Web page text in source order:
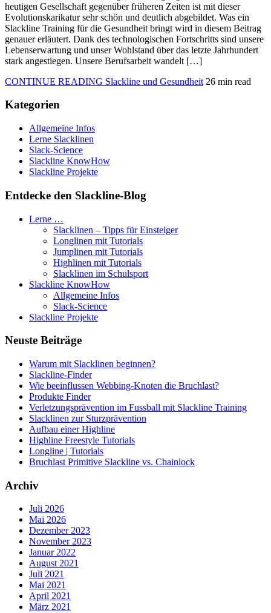
heutigen Gesellschaft gegenüber früheren Zeiten ist mit dieser
Evolutionskarikatur sehr schön und deutlich abgebildet. Was ein
Slackline Training für die Gesundheit bringt wird in diesem Beitrag
genauer erläutert. Dank des technologischen Fortschritts sind unsere
Lebenserwartung und unser Wohlstand über das letzte Jahrhundert
stark angestiegen. Unsere Berufsarbeit wandelt […]
CONTINUE READING Slackline und Gesundheit 26 min read
Kategorien
Allgemeine Infos
Lerne Slacklinen
Slack-Science
Slackline KnowHow
Slackline Projekte
Entdecke den Slackline-Blog
Lerne …
Slacklinen – Tipps für Einsteiger
Longlinen mit Tutorials
Jumplinen mit Tutorials
Highlinen mit Tutorials
Slacklinen im Schulsport
Slackline KnowHow
Allgemeine Infos
Slack-Science
Slackline Projekte
Neuste Beiträge
Warum mit Slacklinen beginnen?
Slackline-Finder
Wie beeinflussen Webbing-Knoten die Bruchlast?
Produkte Finder
Verletzungsprävention im Fussball mit Slackline Training
Slacklinen zur Sturzprävention
Aufbau einer Highline
Highline Freestyle Tutorials
Longline | Tutorials
Bruchlast Primitive Slackline vs. Chainlock
Archiv
Juli 2026
Mai 2026
Dezember 2023
November 2023
Januar 2022
August 2021
Juli 2021
Mai 2021
April 2021
März 2021